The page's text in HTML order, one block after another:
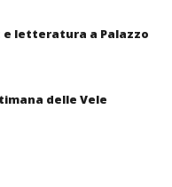
e letteratura a Palazzo
delle Vele